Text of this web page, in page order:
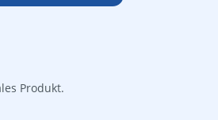
Produkt.